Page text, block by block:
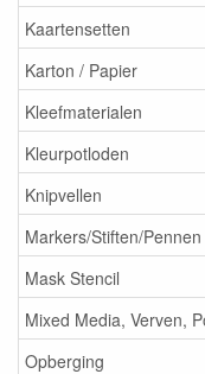
Kaartensetten
Karton / Papier
Kleefmaterialen
Kleurpotloden
Knipvellen
Markers/Stiften/Pennen
Mask Stencil
Mixed Media, Verven,
Opberging